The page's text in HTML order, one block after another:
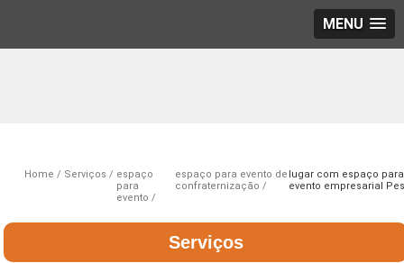
MENU
Home Serviços
espaço
para
evento
espaço para evento de
confraternização
lugar com espaço para
evento empresarial
Serviços